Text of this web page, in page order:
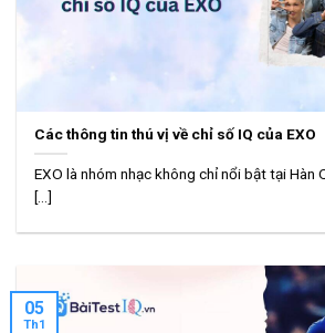
Các thông tin thú vị về chỉ số IQ của EXO
EXO là nhóm nhạc không chỉ nổi bật tại Hàn
[...]
05
Th1